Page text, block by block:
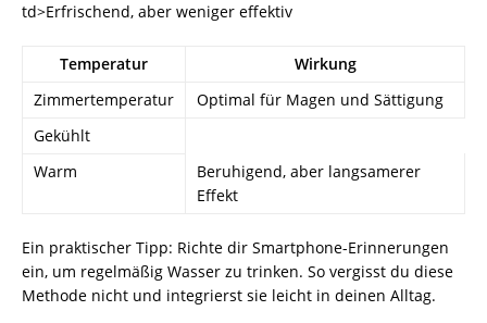
td>Erfrischend, aber weniger effektiv
Temperatur
Wirkung
Zimmertemperatur
Optimal für Magen und Sättigung
Gekühlt
Warm
Beruhigend, aber langsamerer
Effekt
Ein praktischer Tipp: Richte dir Smartphone-Erinnerungen
ein, um regelmäßig Wasser zu trinken. So vergisst du diese
Methode nicht und integrierst sie leicht in deinen Alltag.